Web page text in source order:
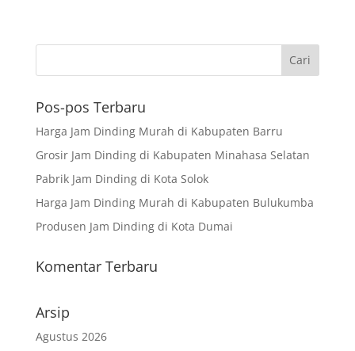
Pos-pos Terbaru
Harga Jam Dinding Murah di Kabupaten Barru
Grosir Jam Dinding di Kabupaten Minahasa Selatan
Pabrik Jam Dinding di Kota Solok
Harga Jam Dinding Murah di Kabupaten Bulukumba
Produsen Jam Dinding di Kota Dumai
Komentar Terbaru
Arsip
Agustus 2026